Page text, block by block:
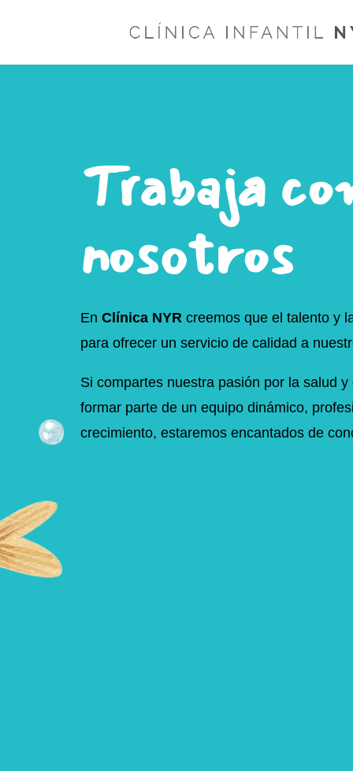
Trabaja
nosotros
En Clínica NYR creemos que el talento y
para ofrecer un servicio de calidad a
Si compartes nuestra pasión por la salud
formar parte de un equipo dinámico,
crecimiento, estaremos encantados de